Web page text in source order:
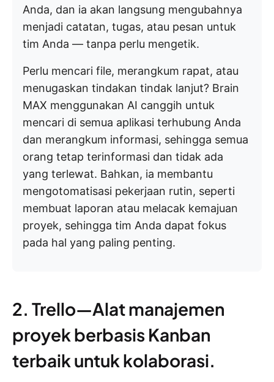
Anda, dan ia akan langsung mengubahnya
menjadi catatan, tugas, atau pesan untuk
tim Anda — tanpa perlu mengetik.
Perlu mencari file, merangkum rapat, atau
menugaskan tindakan tindak lanjut? Brain
MAX menggunakan AI canggih untuk
mencari di semua aplikasi terhubung Anda
dan merangkum informasi, sehingga semua
orang tetap terinformasi dan tidak ada
yang terlewat. Bahkan, ia membantu
mengotomatisasi pekerjaan rutin, seperti
membuat laporan atau melacak kemajuan
proyek, sehingga tim Anda dapat fokus
pada hal yang paling penting.
2. Trello—Alat manajemen
proyek berbasis Kanban
terbaik untuk kolaborasi.